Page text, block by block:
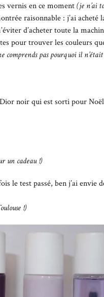
vernis en ce moment(je n’ai
raisonnable : j’ai
d’acheter toute la
pour trouver les couleurs
pas pourquoi il
noir qui est sorti pour Noël
un cadeau !)
le test passé, ben j’ai
!)